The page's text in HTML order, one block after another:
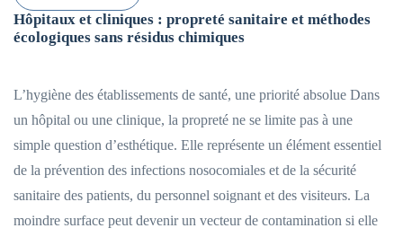
Hôpitaux et cliniques : propreté sanitaire et méthodes
écologiques sans résidus chimiques
L’hygiène des établissements de santé, une priorité absolue Dans
un hôpital ou une clinique, la propreté ne se limite pas à une
simple question d’esthétique. Elle représente un élément essentiel
de la prévention des infections nosocomiales et de la sécurité
sanitaire des patients, du personnel soignant et des visiteurs. La
moindre surface peut devenir un vecteur de contamination si elle